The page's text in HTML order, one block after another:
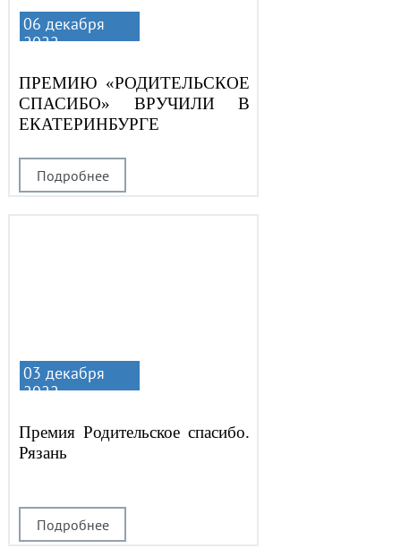
Подробнее
ПРЕМИЮ «РОДИТЕЛЬСКОЕ
СПАСИБО» ВРУЧИЛИ В
ЕКАТЕРИНБУРГЕ
06 декабря
2022
Подробнее
Премия Родительское спасибо.
Рязань
03 декабря
2022